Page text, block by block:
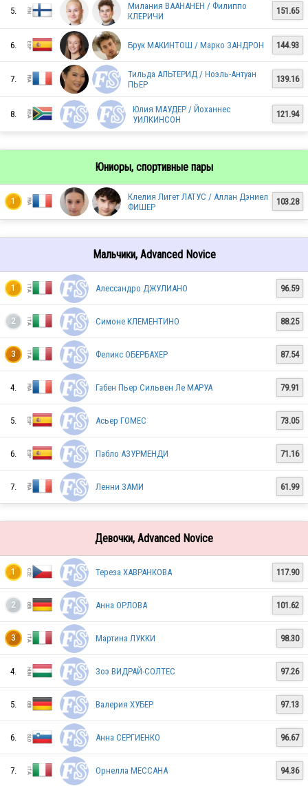
ITA
DEN
SVK
FRA
ITA
SVK
SLO
ITA
ITA
IRL
PER
FRA
5.
Милания ВААНАНЕН / Филиппо
КЛЕРИЧИ
151.65
6. Брук МАКИНТОШ / Марко ЗАНДРОН 144.93
7.
Тильда АЛЬТЕРИД / Ноэль-Антуан
ПЬЕР
139.16
8.
Юлия МАУДЕР / Йоханнес
УИЛКИНСОН
121.94
Юниоры, спортивные пары
1
Клелия Лигет ЛАТУС / Аллан Дэниел
ФИШЕР
103.28
Мальчики, Advanced Novice
1 Алессандро ДЖУЛИАНО 96.59
2 Симоне КЛЕМЕНТИНО 88.25
3 Феликс ОБЕРБАХЕР 87.54
4. Габен Пьер Сильвен Ле МАРУА 79.91
5. Асьер ГОМЕС 73.05
6. Пабло АЗУРМЕНДИ 71.16
7. Ленни ЗАМИ 61.99
Девочки, Advanced Novice
1 Тереза ​​ХАВРАНКОВА 117.90
2 Анна ОРЛОВА 101.62
3 Мартина ЛУККИ 98.30
4. Зоэ ВИДРАЙ-СОЛТЕС 97.26
5. Валерия ХУБЕР 97.13
6. Анна СЕРГИЕНКО 96.67
7. Орнелла МЕССАНА 94.36